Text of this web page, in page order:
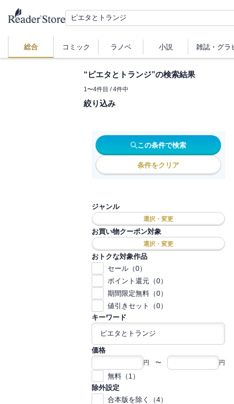
総合 コミック ラノベ 小説 雑誌・ グラ
“ ピエタとトランジ”の検索結果
1〜4件目 / 4件中
絞り込み
この条件で検索
条件をクリア
ジャンル
選択・変更
お買い物クーポン対象
選択・変更
おトクな対象作品
セール（0）
ポイント還元（0）
期間限定無料（0）
値引きセット（0）
キーワード
価格
円 〜 円
無料（1）
除外設定
合本版を除く（4）